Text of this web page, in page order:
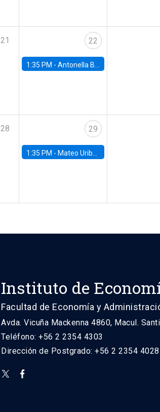
21 22
1:35 PM -Antonella Bancalari, Institute for Fiscal Studies (IFS) and Research Associate at University College London (UCL)
28 29
1:35 PM - Mateo Uribe-Castro, Universidad de los Andes (Colombia)
Instituto de
Facultad de Economía y
Avda. Vicuña Mackenna 4860, Macul.
Teléfono: +56 2 2354 4303
Dirección de Postgrado: +56 2 2354 4028